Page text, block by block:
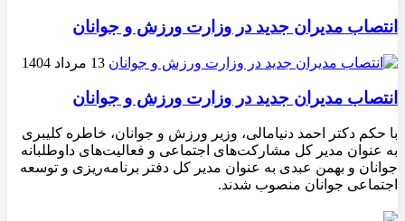
انتصاب مدیران جدید در وزارت ورزش و جوانان
13 مرداد 1404
انتصاب مدیران جدید در وزارت ورزش و جوانان
با حکم دکتر احمد دنیامالی، وزیر ورزش و جوانان، خاطره کلیبری
به عنوان مدیر کل مشارکت‌های اجتماعی و فعالیت‌های داوطلبانه
جوانان و بهمن عبدی به عنوان مدیر کل دفتر برنامه‌ریزی و توسعه
اجتماعی جوانان منصوب شدند.